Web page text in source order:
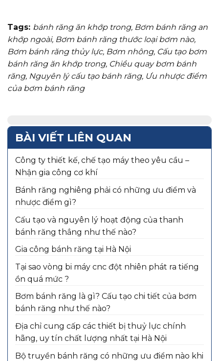
Tags: bánh răng ăn khớp trong, Bơm bánh răng an
khớp ngoài, Bơm bánh răng thước loại bơm nào,
Bơm bánh răng thủy lực, Bơm nhông, Cấu tạo bơm
bánh răng ăn khớp trong, Chiều quay bơm bánh
răng, Nguyên lý cấu tạo bánh răng, Ưu nhược điểm
của bơm bánh răng
BÀI VIẾT LIÊN QUAN
Công ty thiết kế, chế tạo máy theo yêu cầu –
Nhận gia công cơ khí
Bánh răng nghiêng phải có những ưu điểm và
nhược điểm gì?
Cấu tạo và nguyên lý hoạt động của thanh
bánh răng thẳng như thế nào?
Gia công bánh răng tại Hà Nội
Tại sao vòng bi máy cnc đột nhiên phát ra tiếng
ồn quá mức ?
Bơm bánh răng là gì? Cấu tạo chi tiết của bơm
bánh răng như thế nào?
Địa chỉ cung cấp các thiết bị thuỷ lực chính
hãng, uy tín chất lượng nhất tại Hà Nội
Bộ truyền bánh răng có những ưu điểm nào khi